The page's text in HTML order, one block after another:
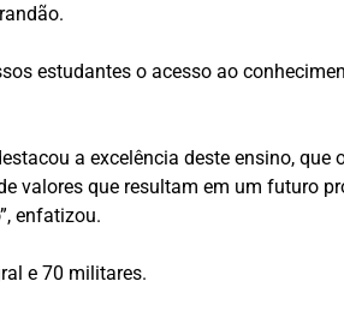
estudantes o acesso ao
a excelência deste ensino, que
valores que resultam em um futuro
enfatizou.
e 70 militares.